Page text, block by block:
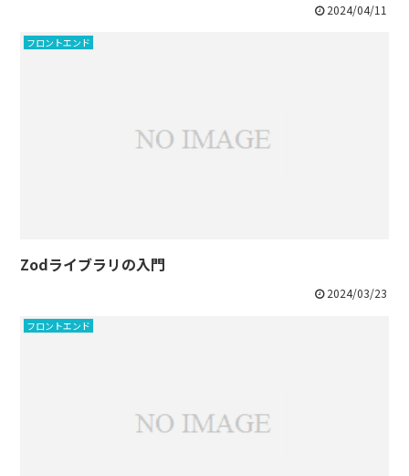
2024/04/11
フロントエンド
Zodライブラリの入門
2024/03/23
フロントエンド